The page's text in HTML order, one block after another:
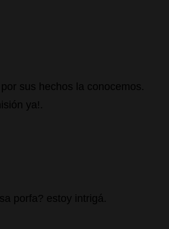
por sus hechos la conocemos.
ya!.
porfa? estoy intrigá.